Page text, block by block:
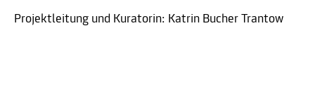
Projektleitung und Kuratorin: Katrin Bucher Trantow